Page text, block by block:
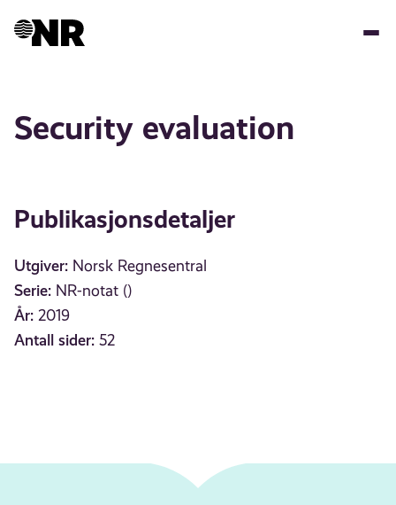
Security evaluation
Publikasjonsdetaljer
Utgiver: Norsk Regnesentral
Serie: NR-notat ()
År: 2019
Antall sider: 52